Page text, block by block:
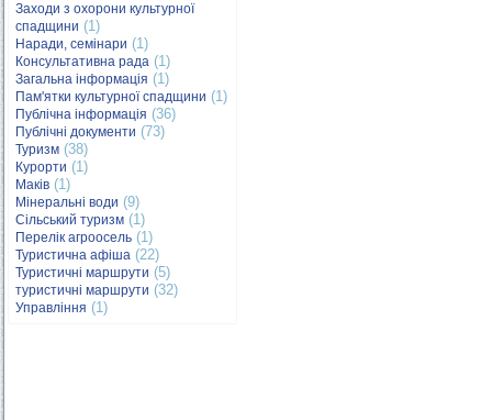
Заходи з охорони культурної
спадщини (1)
Наради, семінари (1)
Консультативна рада (1)
Загальна інформація (1)
Пам'ятки культурної спадщини (1)
Публічна інформація (36)
Публічні документи (73)
Туризм (38)
Курорти (1)
Маків (1)
Мінеральні води (9)
Сільський туризм (1)
Перелік агроосель (1)
Туристична афіша (22)
Туристичні маршрути (5)
туристичні маршрути (32)
Управління (1)